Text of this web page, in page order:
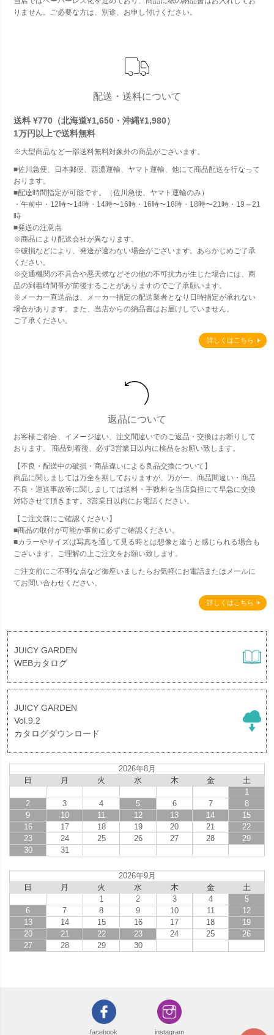
りません。ご必要な方は、別途、お申し付けください。
配送・送料について
送料 ¥770（北海道¥1,650・沖縄¥1,980）
1万円以上で送料無料
※大型商品など一部送料無料対象外の商品がございます。
■佐川急便、日本郵便、西濃運輸、ヤマト運輸、他にて商品配送を行なって
おります。
■配達時間指定が可能です。（佐川急便、ヤマト運輸のみ）
・午前中・12時〜14時・14時〜16時・16時〜18時・18時〜21時・19～21
時
■発送の注意点
※商品により配送会社が異なります。
※破損などにより、発送が適わない場合がございます。あらかじめご了承
ください。
※交通機関の不具合や悪天候などその他の不可抗力が生じた場合には、商
品の到着時間帯が前後することがありますのでご了承願います。
※メーカー直送品は、メーカー指定の配送業者となり日時指定が承れない
場合があります。また、当店からの納品書はお届けしていません。
ご了承ください。
詳しくはこちら
返品について
お客様ご都合、イメージ違い、注文間違いでのご返品・交換はお断りして
おります。 商品到着後、必ず3営業日以内に検品をお願い致します。
【不良・配送中の破損・商品違いによる良品交換について】
商品に関しましては万全を期しておりますが、万が一、商品間違い・商品
不良・運送事故等に関しましては送料・手数料を当店負担にて早急に交換
対応させて頂きます。3営業日以内にお電話ください。
【ご注文前にご確認ください】
■商品の取付が可能か事前に必ずご確認ください。
■カラーやサイズは写真を通して見る時とは想像と違うと感じられる場合も
ございます。ご理解の上ご注文をお願い致します。
ご注文前にご不明な点など御座いましたらお気軽にお電話またはメールに
てお問い合わせください。
詳しくはこちら
JUICY GARDEN
WEBカタログ
JUICY GARDEN
Vol.9.2
カタログダウンロード
2026年8月
日
月 火 水 木 金
土
1
2
3 4 5 6 7
8
9
10 11 12 13 14
15
16
17 18 19 20 21
22
23
24 25 26 27 28
29
30
31
2026年9月
日
月 火 水 木 金
土
1
2 3 4
5
6
7 8 9 10 11
12
13
14 15 16 17 18
19
20
21 22 23 24 25
26
27
28 29 30
facebook instagram